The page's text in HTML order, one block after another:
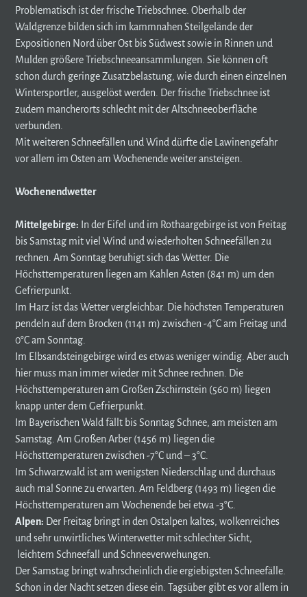
Problematisch ist der frische Triebschnee. Oberhalb der
Waldgrenze bilden sich im kammnahen Steilgelände der
Expositionen Nord über Ost bis Südwest sowie in Rinnen und
Mulden größere Triebschneeansammlungen. Sie können oft
schon durch geringe Zusatzbelastung, wie durch einen einzelnen
Wintersportler, ausgelöst werden. Der frische Triebschnee ist
zudem mancherorts schlecht mit der Altschneeoberfläche
verbunden.
Mit weiteren Schneefällen und Wind dürfte die Lawinengefahr
vor allem im Osten am Wochenende weiter ansteigen.
Wochenendwetter
Mittelgebirge: In der Eifel und im Rothaargebirge ist von Freitag
bis Samstag mit viel Wind und wiederholten Schneefällen zu
rechnen. Am Sonntag beruhigt sich das Wetter. Die
Höchsttemperaturen liegen am Kahlen Asten (841 m) um den
Gefrierpunkt.
Im Harz ist das Wetter vergleichbar. Die höchsten Temperaturen
pendeln auf dem Brocken (1141 m) zwischen -4°C am Freitag und
0°C am Sonntag.
Im Elbsandsteingebirge wird es etwas weniger windig. Aber auch
hier muss man immer wieder mit Schnee rechnen. Die
Höchsttemperaturen am Großen Zschirnstein (560 m) liegen
knapp unter dem Gefrierpunkt.
Im Bayerischen Wald fällt bis Sonntag Schnee, am meisten am
Samstag. Am Großen Arber (1456 m) liegen die
Höchsttemperaturen zwischen -7°C und – 3°C.
Im Schwarzwald ist am wenigsten Niederschlag und durchaus
auch mal Sonne zu erwarten. Am Feldberg (1493 m) liegen die
Höchsttemperaturen am Wochenende bei etwa -3°C.
Alpen: Der Freitag bringt in den Ostalpen kaltes, wolkenreiches
und sehr unwirtliches Winterwetter mit schlechter Sicht,
leichtem Schneefall und Schneeverwehungen.
Der Samstag bringt wahrscheinlich die ergiebigsten Schneefälle.
Schon in der Nacht setzen diese ein. Tagsüber gibt es vor allem in